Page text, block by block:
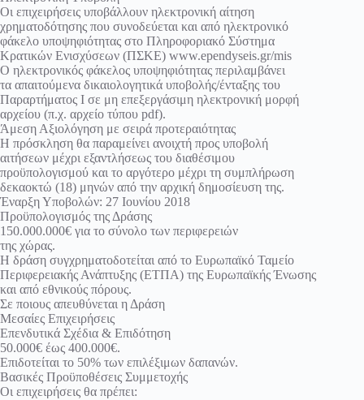
Οι επιχειρήσεις υποβάλλουν ηλεκτρονική αίτηση
χρηματοδότησης που συνοδεύεται και από ηλεκτρονικό
φάκελο υποψηφιότητας στο Πληροφοριακό Σύστημα
Κρατικών Ενισχύσεων (ΠΣΚΕ) www.ependyseis.gr/mis
Ο ηλεκτρονικός φάκελος υποψηφιότητας περιλαμβάνει
τα απαιτούμενα δικαιολογητικά υποβολής/ένταξης του
Παραρτήματος Ι σε μη επεξεργάσιμη ηλεκτρονική μορφή
αρχείου (π.χ. αρχείο τύπου pdf).
Άμεση Αξιολόγηση με σειρά προτεραιότητας
Η πρόσκληση θα παραμείνει ανοιχτή προς υποβολή
αιτήσεων μέχρι εξαντλήσεως του διαθέσιμου
προϋπολογισμού και το αργότερο μέχρι τη συμπλήρωση
δεκαοκτώ (18) μηνών από την αρχική δημοσίευση της.
Έναρξη Υποβολών: 27 Ιουνίου 2018
Προϋπολογισμός της Δράσης
150.000.000€ για το σύνολο των περιφερειών
της χώρας.
Η δράση συγχρηματοδοτείται από το Ευρωπαϊκό Ταμείο
Περιφερειακής Ανάπτυξης (ΕΤΠΑ) της Ευρωπαϊκής Ένωσης
και από εθνικούς πόρους.
Σε ποιους απευθύνεται η Δράση
Μεσαίες Επιχειρήσεις
Επενδυτικά Σχέδια & Επιδότηση
50.000€ έως 400.000€.
Επιδοτείται το 50% των επιλέξιμων δαπανών.
Βασικές Προϋποθέσεις Συμμετοχής
Οι επιχειρήσεις θα πρέπει: